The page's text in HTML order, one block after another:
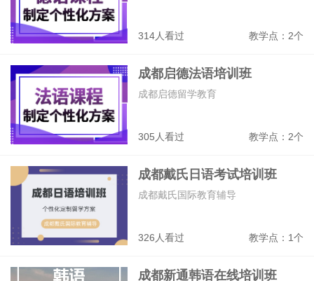
314人看过 教学点：2个
成都启德法语培训班
305人看过 教学点：2个
成都启德留学教育
成都戴氏日语考试培训班
326人看过 教学点：1个
成都戴氏国际教育辅导
成都新通韩语在线培训班